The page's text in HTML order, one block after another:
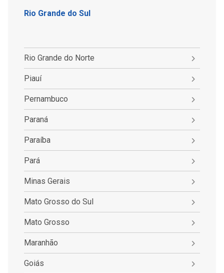
Rio Grande do Sul
Rio Grande do Norte
Piauí
Pernambuco
Paraná
Paraíba
Pará
Minas Gerais
Mato Grosso do Sul
Mato Grosso
Maranhão
Goiás